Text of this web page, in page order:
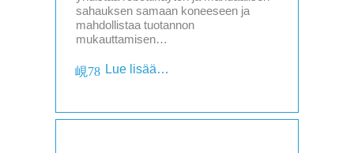
sahauksen samaan koneeseen ja
mahdollistaa tuotannon
mukauttamisen…
Lue lisää…